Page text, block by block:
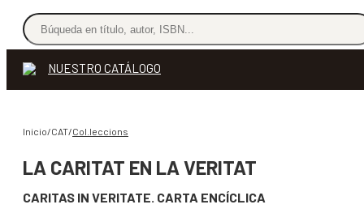
NUESTRO CATÁLOGO
Inicio/CAT/Col.leccions
LA CARITAT EN LA VERITAT
CARITAS IN VERITATE. CARTA ENCÍCLICA